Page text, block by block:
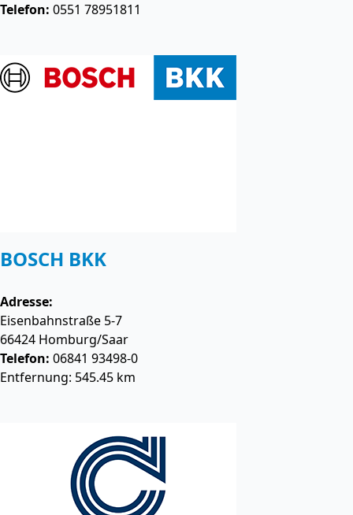
Telefon: 0551 78951811
BOSCH BKK
Adresse:
Eisenbahnstraße 5-7
66424 Homburg/Saar
Telefon: 06841 93498-0
Entfernung: 545.45 km